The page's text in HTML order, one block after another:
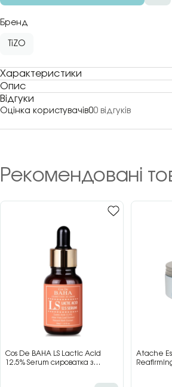
Бренд
TiZO
Характеристики
Опис
Відгуки
Оцінка користувачів00 відгуків
Рекомендовані
Cos De BAHA LS Lactic Acid
12.5% Serum сироватка з
Atache